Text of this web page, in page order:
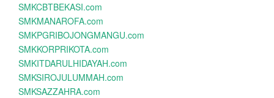
SMKCBTBEKASI.com
SMKMANAROFA.com
SMKPGRIBOJONGMANGU.com
SMKKORPRIKOTA.com
SMKITDARULHIDAYAH.com
SMKSIROJULUMMAH.com
SMKSAZZAHRA.com